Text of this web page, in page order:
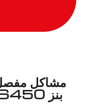
بنز CLS450 التي نتعامل معها